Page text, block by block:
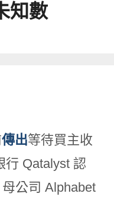
知數
傳出等待買主收
行 Qatalyst 認
公司 Alphabet